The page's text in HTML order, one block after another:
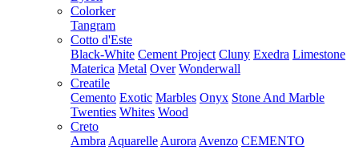
Colorker
Tangram
Cotto d'Este
Black-White Cement Project Cluny Exedra Limestone
Materica Metal Over Wonderwall
Creatile
Cemento Exotic Marbles Onyx Stone And Marble
Twenties Whites Wood
Creto
Ambra Aquarelle Aurora Avenzo CEMENTO